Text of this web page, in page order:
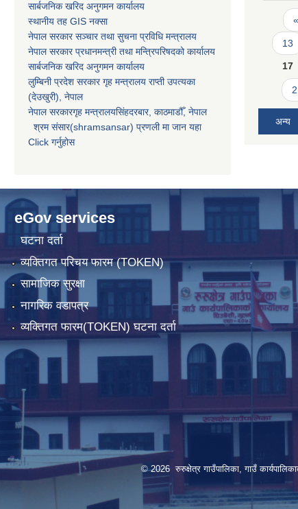
सार्बजनिक खरिद अनुगमन कार्यालय
स्थानीय तह GIS नक्सा
नेपाल सरकारसञ्चार तथा सुचना प्रविधि मन्त्रालय
नेपाल सरकार प्रधानमन्त्री तथा मन्त्रिपरिषदको कार्यालय
सार्बजनिक खरिद अनुगमन कार्यालय
लुम्बिनी प्रदेश सरकार गृह मन्त्रालय राप्ती उपत्यका
(देउखुरी), नेपाल
नेपाल सरकारगृह मन्त्रालयसिंहदरबार, काठमाडौँ, नेपाल
श्रम संसार(shramsansar) प्रणली मा जान यहा
Click गर्नुहोस
13
17
अन्य
eGov services
घटना दर्ता
व्यक्तिगत परिचय फारम (TOKEN)
सामाजिक सुरक्षा
नागरिक वडापत्र
व्यक्तिगत फारम(TOKEN) घटना दर्ता
© 2026 रुरुक्षेत्र गाउँपालिका, गाउँ